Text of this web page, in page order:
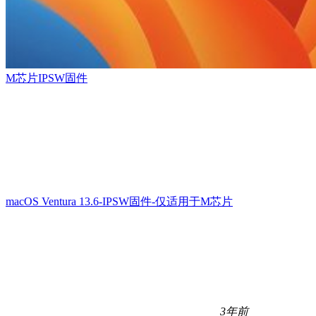
M芯片IPSW固件
macOS Ventura 13.6-IPSW固件-仅适用于M芯片
3年前